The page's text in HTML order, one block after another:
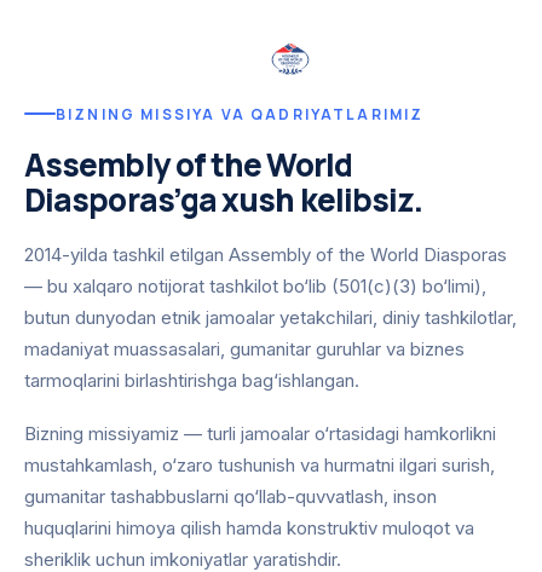
BIZNING MISSIYA VA QADRIYATLARIMIZ
Assembly of the World
Diasporas’ga xush kelibsiz.
2014-yilda tashkil etilgan Assembly of the World Diasporas
— bu xalqaro notijorat tashkilot bo‘lib (501(c)(3) bo‘limi),
butun dunyodan etnik jamoalar yetakchilari, diniy tashkilotlar,
madaniyat muassasalari, gumanitar guruhlar va biznes
tarmoqlarini birlashtirishga bag‘ishlangan.
Bizning missiyamiz — turli jamoalar o‘rtasidagi hamkorlikni
mustahkamlash, o‘zaro tushunish va hurmatni ilgari surish,
gumanitar tashabbuslarni qo‘llab-quvvatlash, inson
huquqlarini himoya qilish hamda konstruktiv muloqot va
sheriklik uchun imkoniyatlar yaratishdir.